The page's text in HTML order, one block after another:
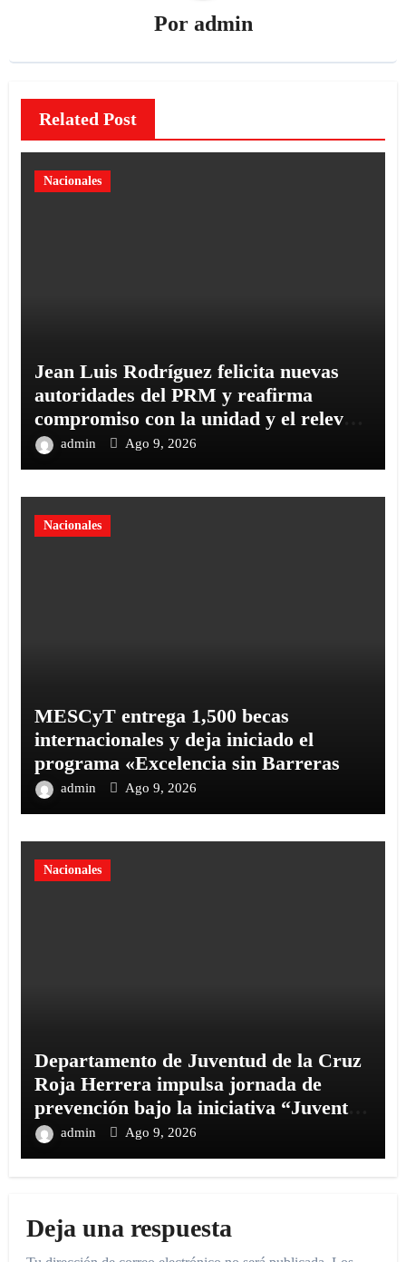
Por admin
Related Post
Nacionales
Jean Luis Rodríguez felicita nuevas
autoridades del PRM y reafirma
compromiso con la unidad y el relevo
generacional
admin Ago 9, 2026
Nacionales
MESCyT entrega 1,500 becas
internacionales y deja iniciado el
programa «Excelencia sin Barreras
admin Ago 9, 2026
Nacionales
Departamento de Juventud de la Cruz
Roja Herrera impulsa jornada de
prevención bajo la iniciativa “Juventud
Consciente
admin Ago 9, 2026
Deja una respuesta